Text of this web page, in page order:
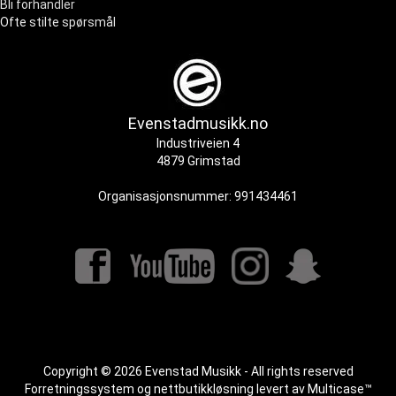
Bli forhandler
Ofte stilte spørsmål
Evenstadmusikk.no
Industriveien 4
4879 Grimstad
Organisasjonsnummer: 991434461
Copyright © 2026 Evenstad Musikk - All rights reserved
Forretningssystem og nettbutikkløsning levert av Multicase™